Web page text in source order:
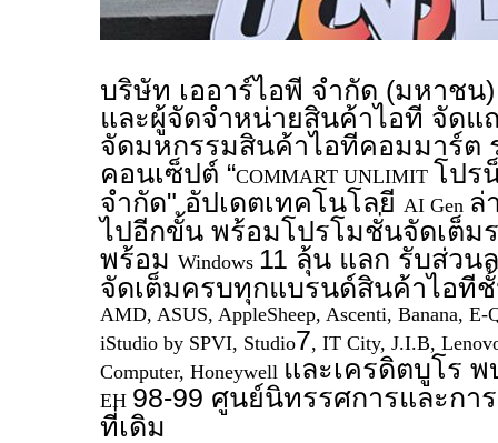
บริษัท เออาร์ไอพี จำกัด (มหาช
และผู้จัดจำหน่ายสินค้าไอที จัดแ
จัดมหกรรมสินค้าไอทีคอมมาร์ต
คอนเซ็ปต์ “COMMART UNLIMIT โปร
จำกัด" อัปเดตเทคโนโลยี AI Gen ล่
ไปอีกขั้น พร้อมโปรโมชั่นจัดเต็ม
พร้อม Windows 11 ลุ้น แลก รับส่ว
จัดเต็มครบทุกแบรนด์สินค้าไอที
AMD, ASUS, AppleSheep, Ascenti, Banana,
iStudio by SPVI, Studio7, IT City, J.I.B,
Computer, Honeywell และเครดิตบูโร
EH 98-99 ศูนย์นิทรรศการและกา
ที่เดิม